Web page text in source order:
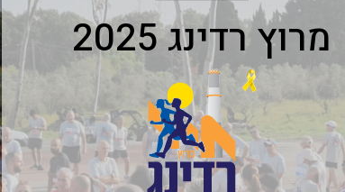
מרוץ רדינג 2025